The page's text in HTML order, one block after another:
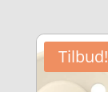
Tilbud!